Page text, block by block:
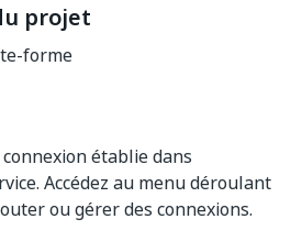
projet
forme
connexion établie dans
Accédez au menu déroulant
ou gérer des connexions.